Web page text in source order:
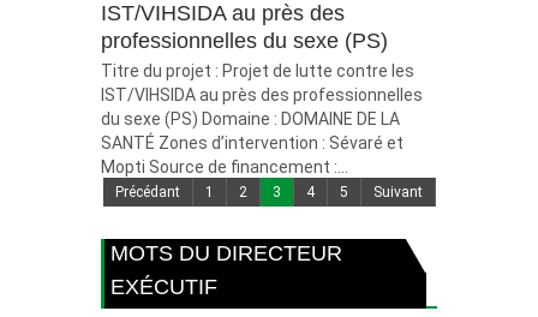
IST/VIHSIDA au près des
professionnelles du sexe (PS)
Titre du projet : Projet de lutte contre les
IST/VIHSIDA au près des professionnelles
du sexe (PS) Domaine : DOMAINE DE LA
SANTÉ Zones d’intervention : Sévaré et
Mopti Source de financement :...
Précédant 1 2 3 4 5 Suivant
MOTS DU DIRECTEUR
EXÉCUTIF